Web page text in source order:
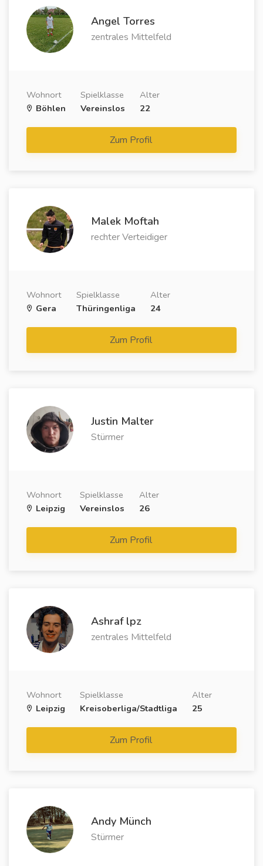
Angel Torres
zentrales Mittelfeld
Wohnort
Böhlen
Spielklasse
Vereinslos
Alter
22
Zum Profil
Malek Moftah
rechter Verteidiger
Wohnort
Gera
Spielklasse
Thüringenliga
Alter
24
Zum Profil
Justin Malter
Stürmer
Wohnort
Leipzig
Spielklasse
Vereinslos
Alter
26
Zum Profil
Ashraf lpz
zentrales Mittelfeld
Wohnort
Leipzig
Spielklasse
Kreisoberliga/Stadtliga
Alter
25
Zum Profil
Andy Münch
Stürmer